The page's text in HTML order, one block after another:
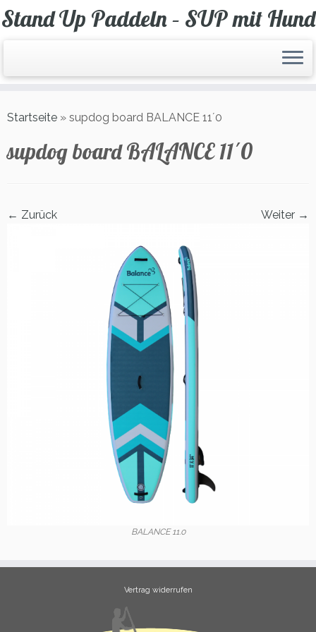
Zum
Inhalt
Stand Up Paddeln – SUP mit Hund
Startseite » supdog board BALANCE 11´0
supdog board BALANCE 11´0
← Zurück Weiter →
BALANCE 11.0
Vertrag widerrufen